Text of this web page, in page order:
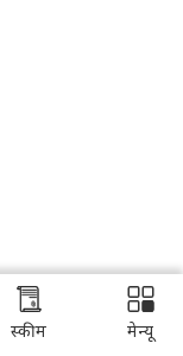
स्कीम मेन्यू